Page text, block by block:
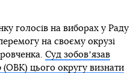
голосів на виборах у Раду
на своєму окрузі
Суд зобовʼязав
цього округу визнати